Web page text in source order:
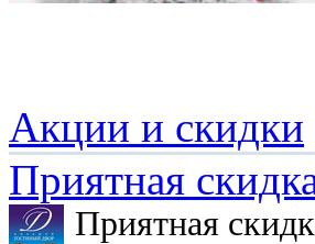
Акции и скидки
Приятная
Приятная